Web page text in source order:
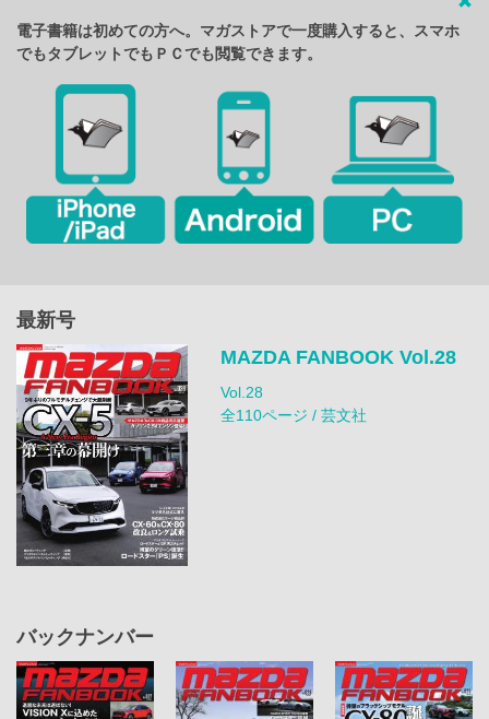
電子書籍は初めての方へ。マガストアで一度購入すると、スマホ
でもタブレットでもＰＣでも閲覧できます。
最新号
MAZDA FANBOOK Vol.28
Vol.28
全110ページ / 芸文社
バックナンバー